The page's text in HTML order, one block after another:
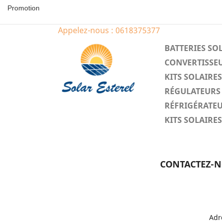
Promotion
Appelez-nous : 0618375377
BATTERIES
KITS
KITS
CONTACTEZ-